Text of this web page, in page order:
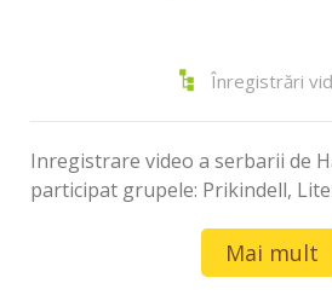
Înregistrări
Inregistrare video a serbarii de
participat grupele: Prikindell,
Mai mult